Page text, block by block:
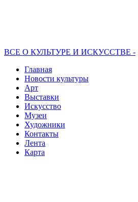
ВСЕ О КУЛЬТУРЕ И ИСКУССТВЕ -
Главная
Новости культуры
Арт
Выставки
Искусство
Музеи
Художники
Контакты
Лента
Карта